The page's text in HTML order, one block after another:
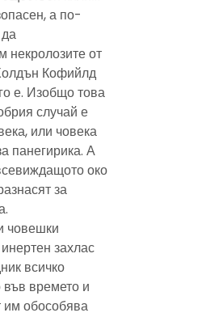
а по-
некролозите от
Кофийлд
е. Изобщо това
случай е
или човека
панегирика. А
око
за
човешки
захлас
всичко
времето и
им обособява